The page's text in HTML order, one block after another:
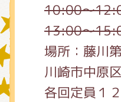
10:00〜
13:00〜
場所：藤川
川崎市中原
各回定員１
ミュージ
おたのし